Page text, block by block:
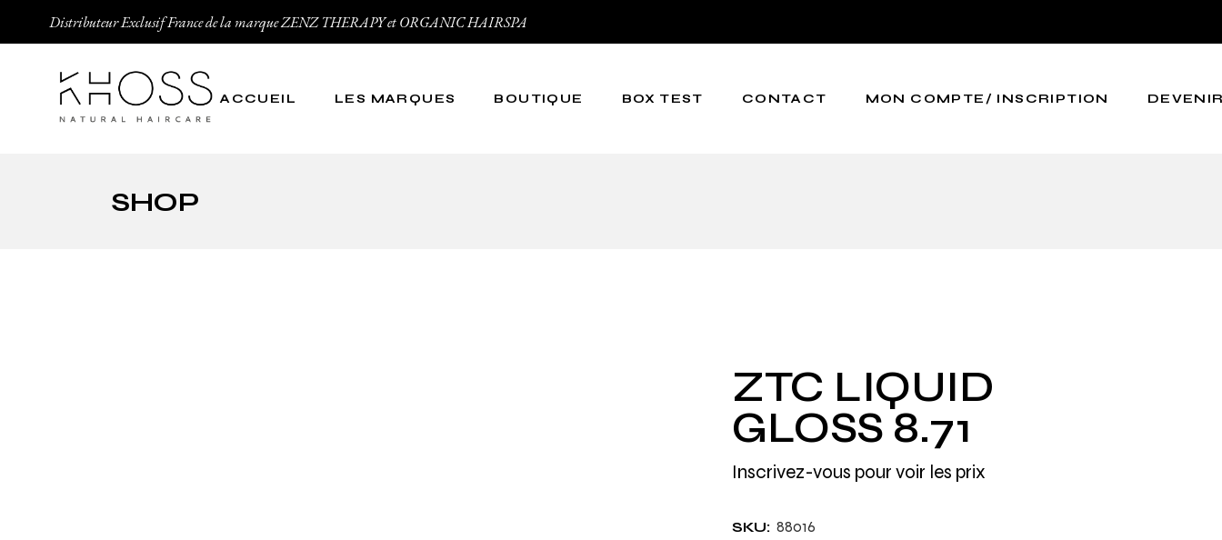
Distributeur Exclusif France de la marque ZENZ THERAPY et ORGANIC HAIRSPA
ACCUEIL LES MARQUES BOUTIQUE BOX TEST CONTACT MON COMPTE/ INSCRIPTION
SHOP
ZTC LIQUID
GLOSS 8.71
Inscrivez-vous pour voir les prix
SKU: 88016